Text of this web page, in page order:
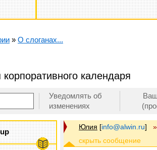
» О слоганах...
календаря
Уведомлять об
изменениях
Юлия [info@alwin.ru] »